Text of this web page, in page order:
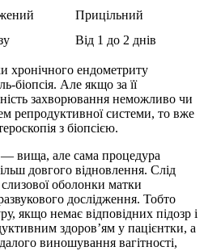
Прицільний
Від 1 до 2 днів
хронічного ендометриту
біопсія. Але якщо за її
захворювання неможливо чи
репродуктивної системи, то вже
з біопсією.
— вища, але сама процедура
довгого відновлення. Слід
оболонки матки
дослідження. Тобто
якщо немає відповідних підозр і
здоров’ям у пацієнтки, а
виношування вагітності,